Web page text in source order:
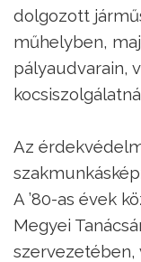
dolgozott
műhelyben,
pályaudvarain,
Az
A ’80-as évek
Megyei
szervezetében,